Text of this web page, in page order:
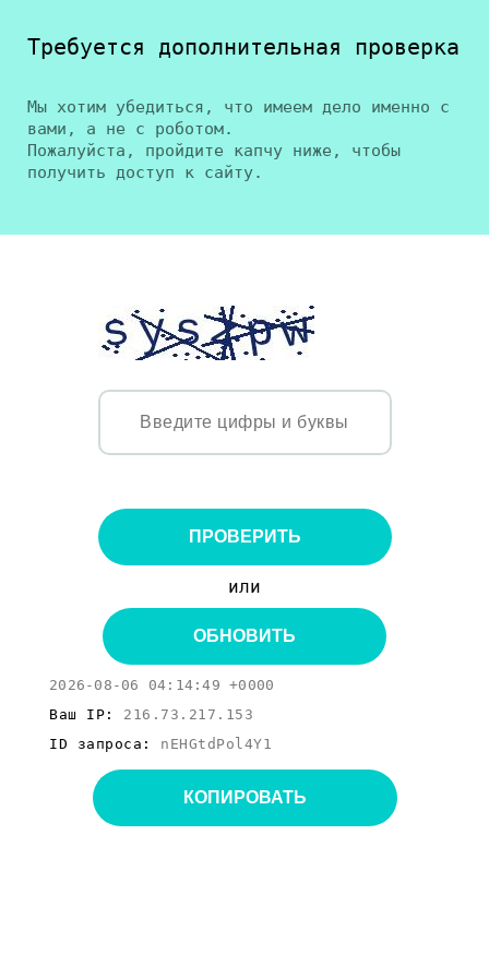
Требуется дополнительная проверка
Мы хотим убедиться, что имеем дело именно с
вами, а не с роботом.
Пожалуйста, пройдите капчу ниже, чтобы
получить доступ к сайту.
ПРОВЕРИТЬ
или
ОБНОВИТЬ
2026-08-06 04:14:49 +0000
Ваш IP: 216.73.217.153
ID запроса: nEHGtdPol4Y1
КОПИРОВАТЬ